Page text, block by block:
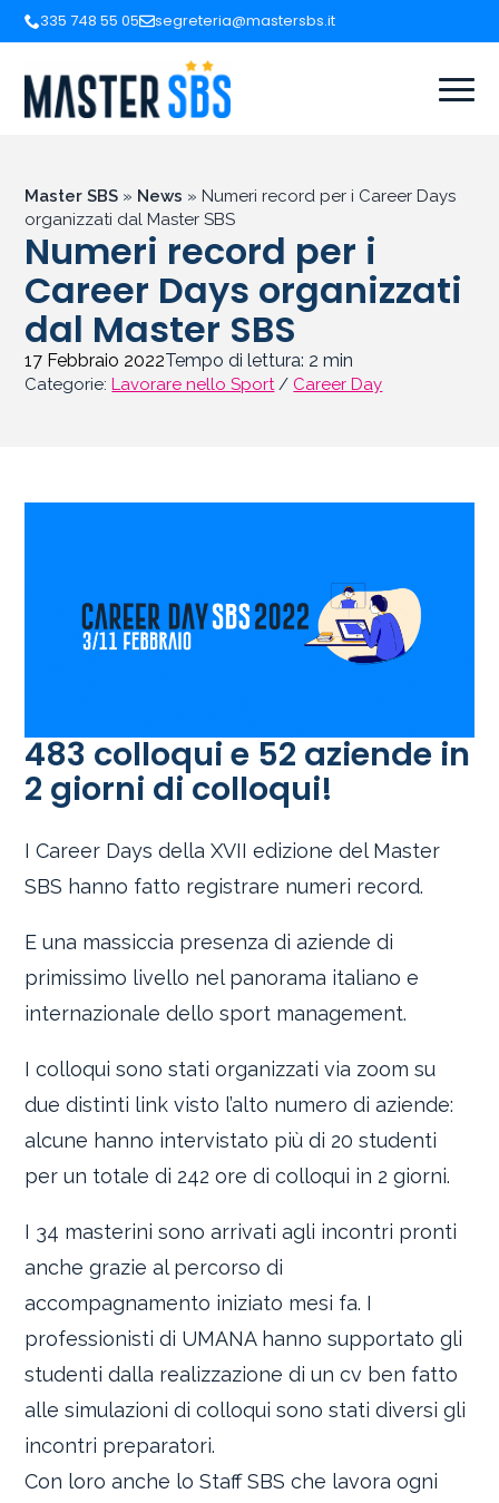
335 748 55 05 segreteria@mastersbs.it
Master SBS » News » Numeri record per i Career Days
organizzati dal Master SBS
Numeri record per i
Career Days organizzati
dal Master SBS
17 Febbraio 2022Tempo di lettura: 2 min
Categorie:Lavorare nello Sport/ Career Day
483 colloqui e 52 aziende in
2 giorni di colloqui!
I Career Days della XVII edizione del Master
SBS hanno fatto registrare numeri record.
E una massiccia presenza di aziende di
primissimo livello nel panorama italiano e
internazionale dello sport management.
I colloqui sono stati organizzati via zoom su
due distinti link visto l’alto numero di aziende:
alcune hanno intervistato più di 20 studenti
per un totale di 242 ore di colloqui in 2 giorni.
I 34 masterini sono arrivati agli incontri pronti
anche grazie al percorso di
accompagnamento iniziato mesi fa. I
professionisti di UMANA hanno supportato gli
studenti dalla realizzazione di un cv ben fatto
alle simulazioni di colloqui sono stati diversi gli
incontri preparatori.
Con loro anche lo Staff SBS che lavora ogni